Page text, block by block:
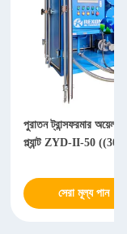
পুরাতন ট্রান্সফরমার অয়েল
প্ল্যান্ট ZYD-II-50
সেরা মূল্য পান